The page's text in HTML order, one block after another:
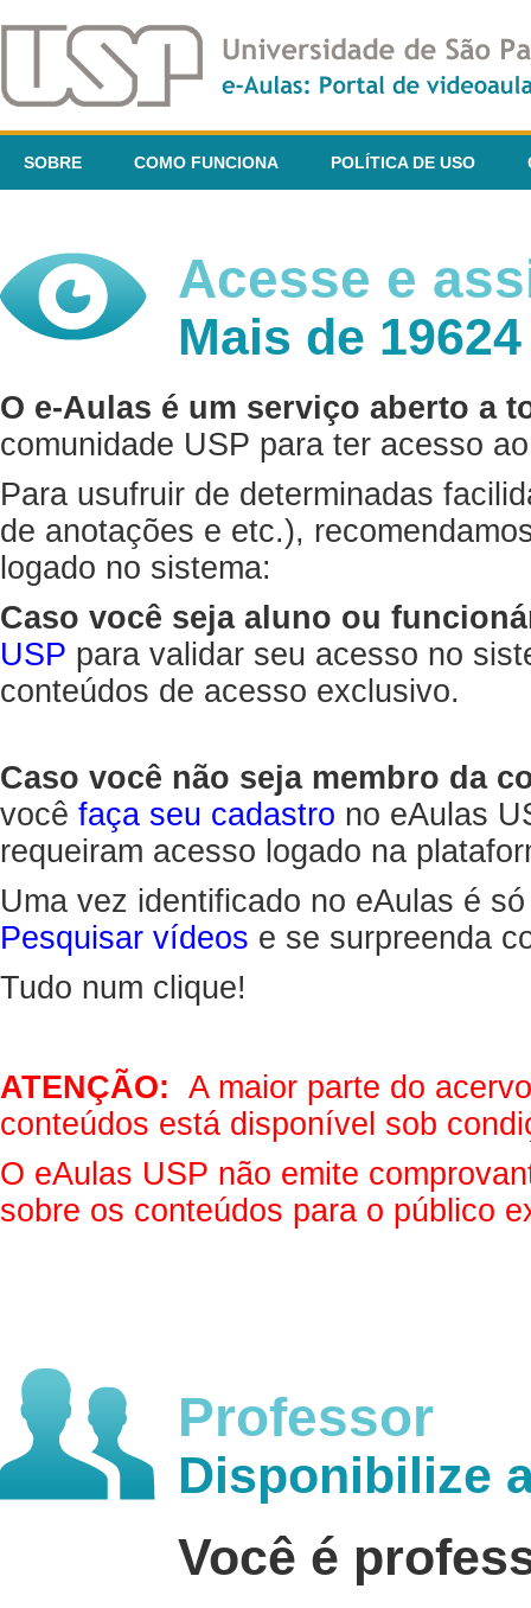
SOBRE COMO FUNCIONA POLÍTICA DE USO
Acesse e
Mais de
O e-Aulas é um serviço aberto a
comunidade USP para ter acesso
Para usufruir de determinadas
de anotações e etc.),
logado no sistema:
Caso você seja aluno ou
USP para validar seu acesso no
conteúdos de acesso exclusivo.
Caso você não seja membro da
você faça seu cadastro no eAulas
requeiram acesso logado na
Uma vez identificado no eAulas é
Pesquisar vídeos e se surpreenda
Tudo num clique!
ATENÇÃO: A maior parte do
conteúdos está disponível sob
O eAulas USP não emite
sobre os conteúdos para o público
Professor
Disponibilize
Você é